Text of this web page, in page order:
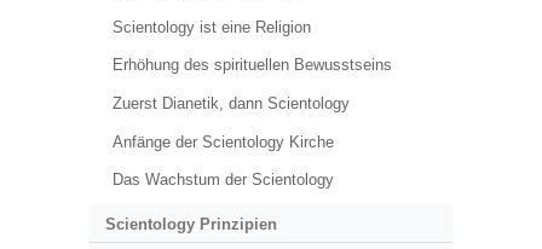
Scientology ist eine Religion
Erhöhung des spirituellen Bewusstseins
Zuerst Dianetik, dann Scientology
Anfänge der Scientology Kirche
Das Wachstum der Scientology
Scientology Prinzipien